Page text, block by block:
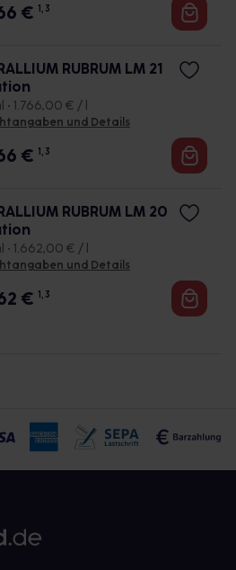
€ 1, 3
RUBRUM LM 21
• 1.766,00 € / l
und Details
€ 1, 3
RUBRUM LM 20
• 1.662,00 € / l
und Details
€ 1, 3